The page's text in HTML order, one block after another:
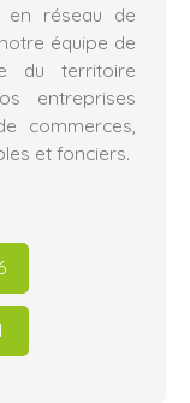
en réseau de
équipe de
du territoire
entreprises
commerces,
et fonciers.